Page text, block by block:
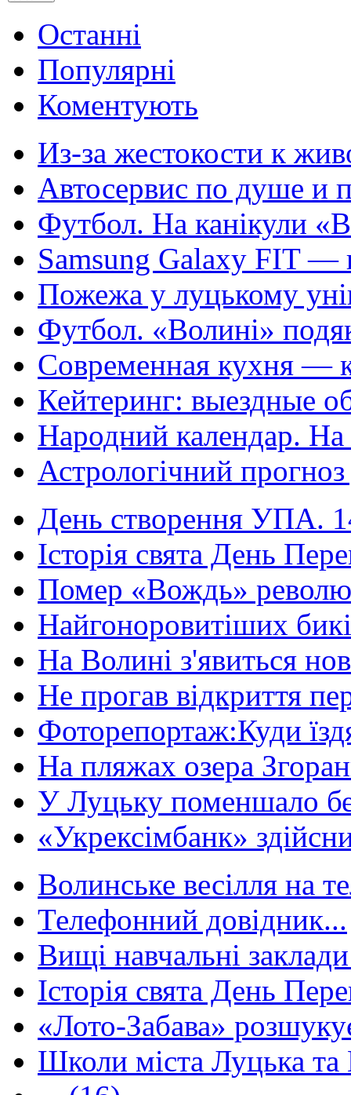
Останні
Популярні
Коментують
Из-за жестокости к
Автосервис по душе и
Футбол. На канікули
Samsung Galaxy FIT —
Пожежа у луцькому
Футбол. «Волині»
Современная кухня —
Кейтеринг: выездные
Народний календар.
Астрологічний
День створення УПА.
Історія свята День
Помер «Вождь»
Найгоноровитіших
На Волині з'явиться
Не прогав відкриття
Фоторепортаж:Куди
На пляжах озера
У Луцьку поменшало
«Укрексімбанк»
Волинське весілля на
Телефонний довідник...
Вищі навчальні
Історія свята День
«Лото-Забава»
Школи міста Луцька та